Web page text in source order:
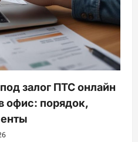
залог ПТС онлайн
офис: порядок,